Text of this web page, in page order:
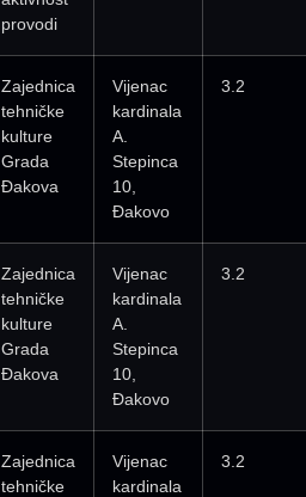
provodi
Zajednica
tehničke
kulture
Grada
Đakova
Vijenac
kardinala
A.
Stepinca
10,
Đakovo
3.2
Zajednica
tehničke
kulture
Grada
Đakova
Vijenac
kardinala
A.
Stepinca
10,
Đakovo
3.2
Zajednica
tehničke
Vijenac
kardinala
3.2